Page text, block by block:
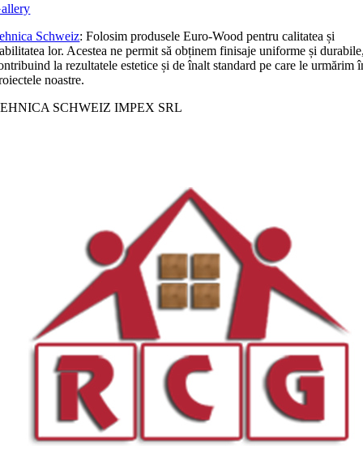
Schweiz: Folosim produsele Euro-Wood pentru calitatea și
lor. Acestea ne permit să obținem finisaje uniforme și
la rezultatele estetice și de înalt standard pe care le urmărim
noastre.
SCHWEIZ IMPEX SRL